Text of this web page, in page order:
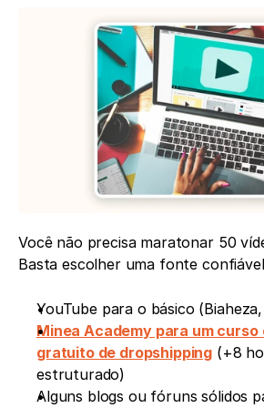
Você não precisa maratonar 50
Basta escolher uma fonte
YouTube para o básico
Minea Academy para um curso
gratuito de dropshipping (+8
estruturado)
Alguns blogs ou fóruns sólidos